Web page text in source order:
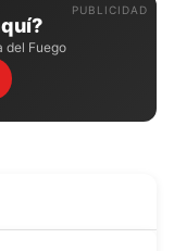
PUBLICIDAD
del Fuego